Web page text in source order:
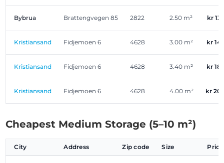
Bybrua Brattengvegen 85 2822 2.50 m² kr
Kristiansand Fidjemoen 6 4628 3.00 m² kr
Kristiansand Fidjemoen 6 4628 3.40 m² kr
Kristiansand Fidjemoen 6 4628 4.00 m² kr
Cheapest Medium Storage (5–10 m²)
City Address Zip code Size